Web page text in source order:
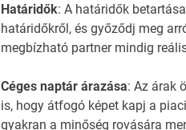
Határidők: A határidők
határidőkről, és győződj meg
megbízható partner mindig
Céges naptár árazása: Az árak
is, hogy átfogó képet kapj a
gyakran a minőség rovására